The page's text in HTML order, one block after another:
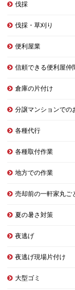
伐採
伐採・草刈り
便利屋業
信頼できる便利屋仲
倉庫の片付け
分譲マンションでの
各種代行
各種取付作業
地方での作業
売却前の一軒家丸ご
夏の暑さ対策
夜逃げ
夜逃げ現場片付け
大型ゴミ